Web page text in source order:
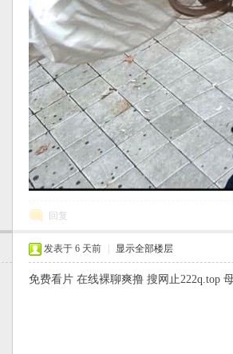
回复
发表于 6 天前 显示全部楼层
免费看片 在线裸聊爽撸 搜网止222q.top